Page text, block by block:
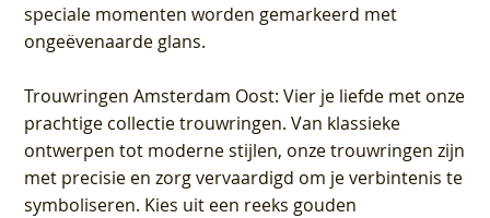
speciale momenten worden gemarkeerd met
ongeëvenaarde glans.
Trouwringen Amsterdam Oost: Vier je liefde met onze
prachtige collectie trouwringen. Van klassieke
ontwerpen tot moderne stijlen, onze trouwringen zijn
met precisie en zorg vervaardigd om je verbintenis te
symboliseren. Kies uit een reeks gouden